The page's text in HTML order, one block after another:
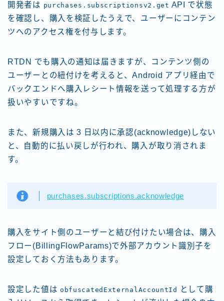
開発者は purchases.subscriptionsv2.get API で状態
を確認し、購入を検証したうえで、ユーザーにコンテン
ツへのアクセス権を付与します。
RTDN でも購入の通知は届きますが、コンテンツ側の
ユーザーとの紐付けを考えると、Android アプリ経由で
バックエンドへ購入レシート情報を送って処理する方が
扱いやすいですね。
また、新規購入は 3 日以内に承認(acknowledge)しない
と、自動的に払い戻しが行われ、購入が取り消されま
す。
purchases.subscriptions.acknowledge
購入をサイト側のユーザーと結び付けたい場合は、購入
フロー(BillingFlowParams)で外部アカウント識別子を
設定しておく方法もあります。
設定した値は obfuscatedExternalAccountId
として購